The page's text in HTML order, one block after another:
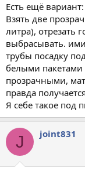
Есть ещё вариант:
Взять две
литра), отрезать
выбрасывать.
трубы посадку
белыми
прозрачными,
правда
Я себе такое под
J joint831